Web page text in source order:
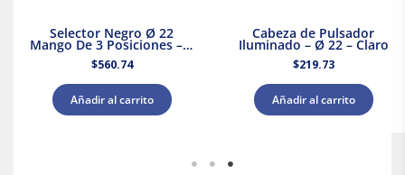
Selector Negro Ø 22
Mango De 3 Posiciones – 2
Na
$560.74
Añadir al carrito
Cabeza de Pulsador
Iluminado – Ø 22 – Claro
$219.73
Añadir al carrito